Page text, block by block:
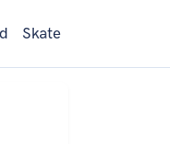
Skate